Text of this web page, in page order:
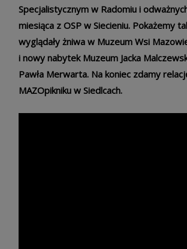
Specjalistycznym w Radomiu i
miesiąca z OSP w Siecieniu. Pokażemy
wyglądały żniwa w Muzeum Wsi
i nowy nabytek Muzeum Jacka
Pawła Merwarta. Na koniec zdamy
MAZOpikniku w Siedlcach.